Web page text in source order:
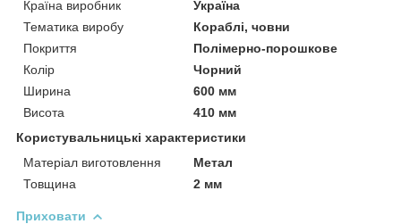
Країна виробник
Україна
Тематика виробу
Кораблі, човни
Покриття
Полімерно-порошкове
Колір
Чорний
Ширина
600 мм
Висота
410 мм
Користувальницькі характеристики
Матеріал виготовлення
Метал
Товщина
2 мм
Приховати